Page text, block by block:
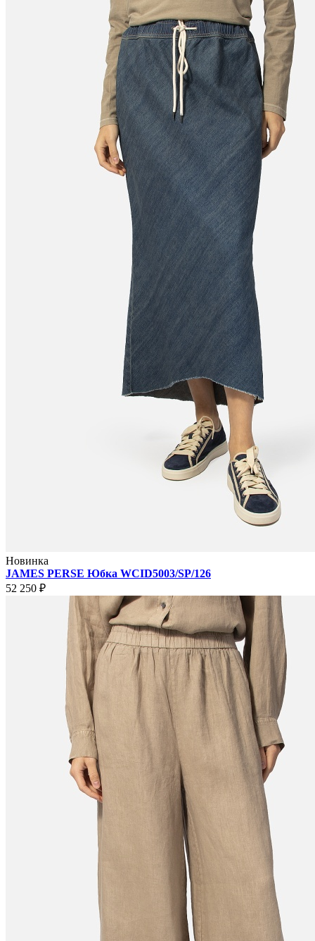
Новинка
JAMES PERSE Юбка WCID5003/SP/126
52 250 ₽